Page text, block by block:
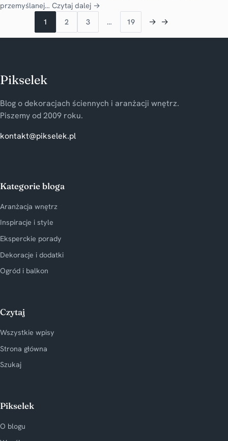
przemyślanej… Czytaj dalej →
1 2 3 … 19 → →
Pikselek
Blog o dekoracjach ściennych i aranżacji wnętrz.
Piszemy od 2009 roku.
kontakt@pikselek.pl
Kategorie bloga
Aranżacja wnętrz
Inspiracje i style
Eksperckie porady
Dekoracje i dodatki
Ogród i balkon
Czytaj
Wszystkie wpisy
Strona główna
Szukaj
Pikselek
O blogu